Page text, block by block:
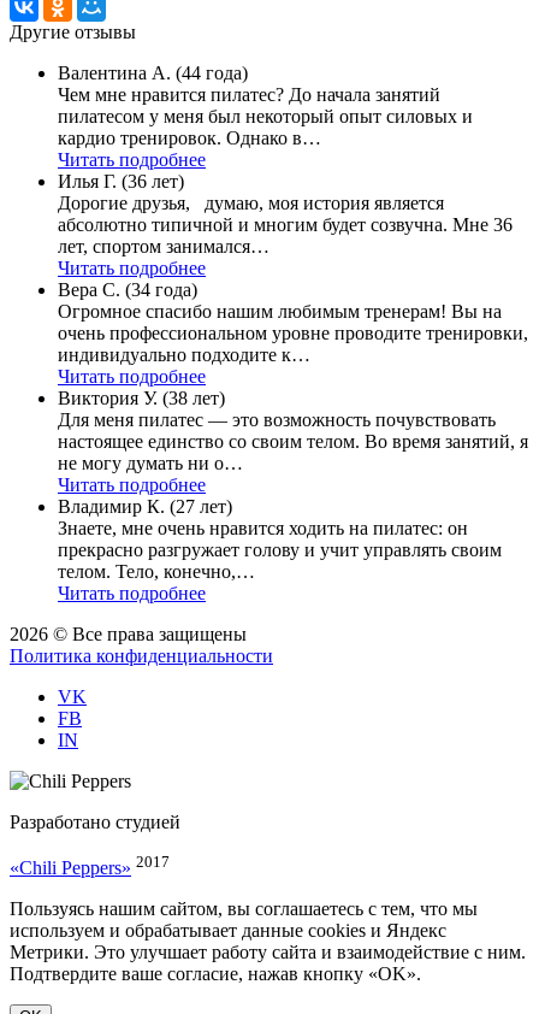
Другие отзывы
Валентина А. (44 года)
Чем мне нравится пилатес? До начала занятий
пилатесом у меня был некоторый опыт силовых и
кардио тренировок. Однако в…
Читать подробнее
Илья Г. (36 лет)
Дорогие друзья, думаю, моя история является
абсолютно типичной и многим будет созвучна. Мне 36
лет, спортом занимался…
Читать подробнее
Вера С. (34 года)
Огромное спасибо нашим любимым тренерам! Вы на
очень профессиональном уровне проводите тренировки,
индивидуально подходите к…
Читать подробнее
Виктория У. (38 лет)
Для меня пилатес — это возможность почувствовать
настоящее единство со своим телом. Во время занятий, я
не могу думать ни о…
Читать подробнее
Владимир К. (27 лет)
Знаете, мне очень нравится ходить на пилатес: он
прекрасно разгружает голову и учит управлять своим
телом. Тело, конечно,…
Читать подробнее
2026 © Все права защищены
Политика конфиденциальности
VK
FB
IN
Разработано студией
«Chili Peppers» 2017
Пользуясь нашим сайтом, вы соглашаетесь с тем, что мы
используем и обрабатывает данные cookies и Яндекс
Метрики. Это улучшает работу сайта и взаимодействие с ним.
Подтвердите ваше согласие, нажав кнопку «OK».